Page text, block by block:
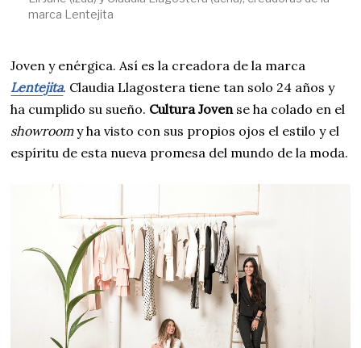
marca Lentejita
Joven y enérgica. Así es la creadora de la marca
Lentejita. Claudia Llagostera tiene tan solo 24 años y
ha cumplido su sueño. Cultura Joven se ha colado en el
showroomy ha visto con sus propios ojos el estilo y el
espíritu de esta nueva promesa del mundo de la moda.